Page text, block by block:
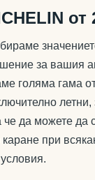
от
за вашия
голяма гама
летни,
че да можете да
каране при